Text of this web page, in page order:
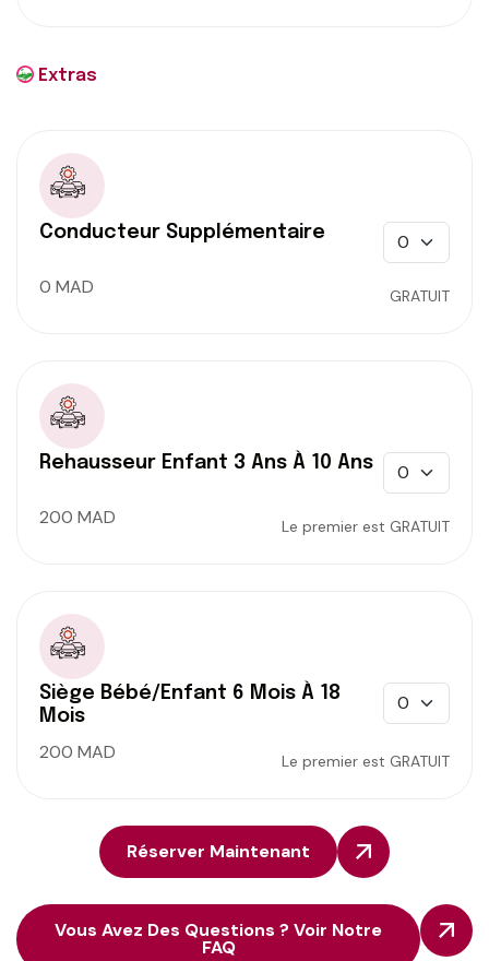
Extras
Conducteur Supplémentaire
0 MAD GRATUIT
Rehausseur Enfant 3 Ans À 10 Ans
200 MAD Le premier est GRATUIT
Siège Bébé/enfant 6 Mois À 18
Mois
200 MAD Le premier est GRATUIT
Réserver Maintenant
Vous Avez Des Questions ? Voir Notre
FAQ